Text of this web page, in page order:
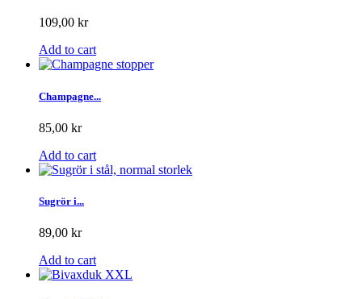
109,00 kr
Add to cart
Champagne...
85,00 kr
Add to cart
Sugrör i...
89,00 kr
Add to cart